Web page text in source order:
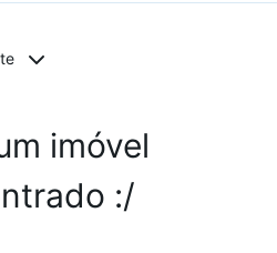
imóvel
:/